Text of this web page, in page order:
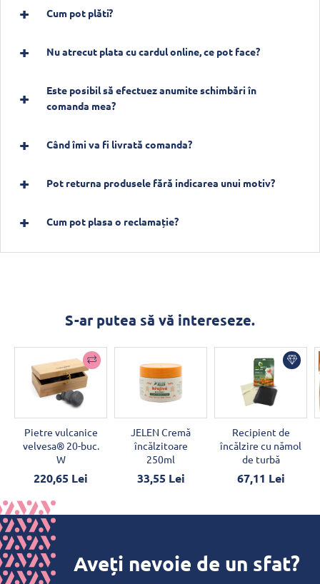
Cum pot plăti?
Nu atrecut plata cu cardul online, ce pot face?
Este posibil să efectuez anumite schimbări în
comanda mea?
Când îmi va fi livrată comanda?
Pot returna produsele fără indicarea unui motiv?
Cum pot plasa o reclamație?
S-ar putea să vă intereseze.
Pietre vulcanice
velvesa® 20-buc.
W
220,65 Lei
JELEN Cremă
încălzitoare
250ml
33,55 Lei
Recipient de
încălzire cu nămol
de turbă
67,11 Lei
Aveți nevoie de un sfat?